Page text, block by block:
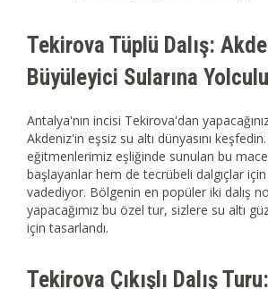
Tekirova Tüplü Dalış:
Büyüleyici Sularına
Antalya'nın incisi Tekirova'dan
Akdeniz'in eşsiz su altı dünyasını
eğitmenlerimiz eşliğinde sunulan bu
başlayanlar hem de tecrübeli dalgıçlar
vadediyor. Bölgenin en popüler iki dalış
yapacağımız bu özel tur, sizlere su altı
için tasarlandı.
Tekirova Çıkışlı Dalış